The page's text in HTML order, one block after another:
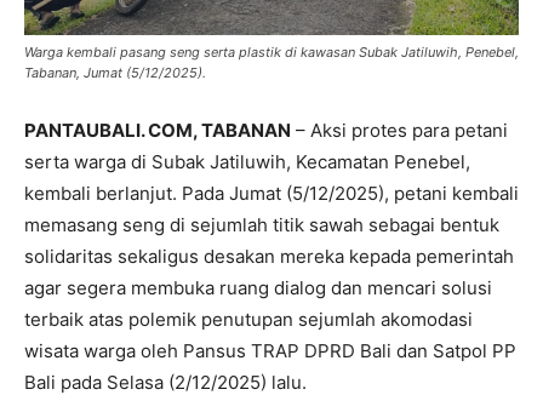
Warga kembali pasang seng serta plastik di kawasan Subak Jatiluwih, Penebel,
Tabanan, Jumat (5/12/2025).
PANTAUBALI. COM, TABANAN – Aksi protes para petani
serta warga di Subak Jatiluwih, Kecamatan Penebel,
kembali berlanjut. Pada Jumat (5/12/2025), petani kembali
memasang seng di sejumlah titik sawah sebagai bentuk
solidaritas sekaligus desakan mereka kepada pemerintah
agar segera membuka ruang dialog dan mencari solusi
terbaik atas polemik penutupan sejumlah akomodasi
wisata warga oleh Pansus TRAP DPRD Bali dan Satpol PP
Bali pada Selasa (2/12/2025) lalu.